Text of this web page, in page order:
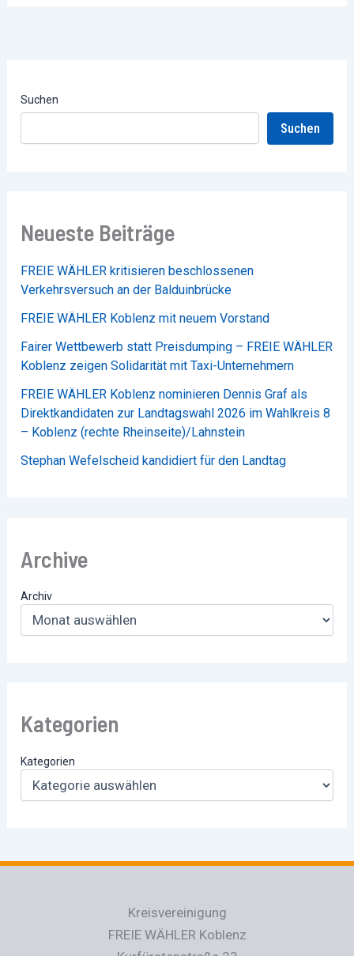
Suchen
Suchen
Neueste Beiträge
FREIE WÄHLER kritisieren beschlossenen
Verkehrsversuch an der Balduinbrücke
FREIE WÄHLER Koblenz mit neuem Vorstand
Fairer Wettbewerb statt Preisdumping – FREIE WÄHLER
Koblenz zeigen Solidarität mit Taxi-Unternehmern
FREIE WÄHLER Koblenz nominieren Dennis Graf als
Direktkandidaten zur Landtagswahl 2026 im Wahlkreis 8
– Koblenz (rechte Rheinseite)/Lahnstein
Stephan Wefelscheid kandidiert für den Landtag
Archive
Archiv
Kategorien
Kategorien
Kreisvereinigung
FREIE WÄHLER Koblenz